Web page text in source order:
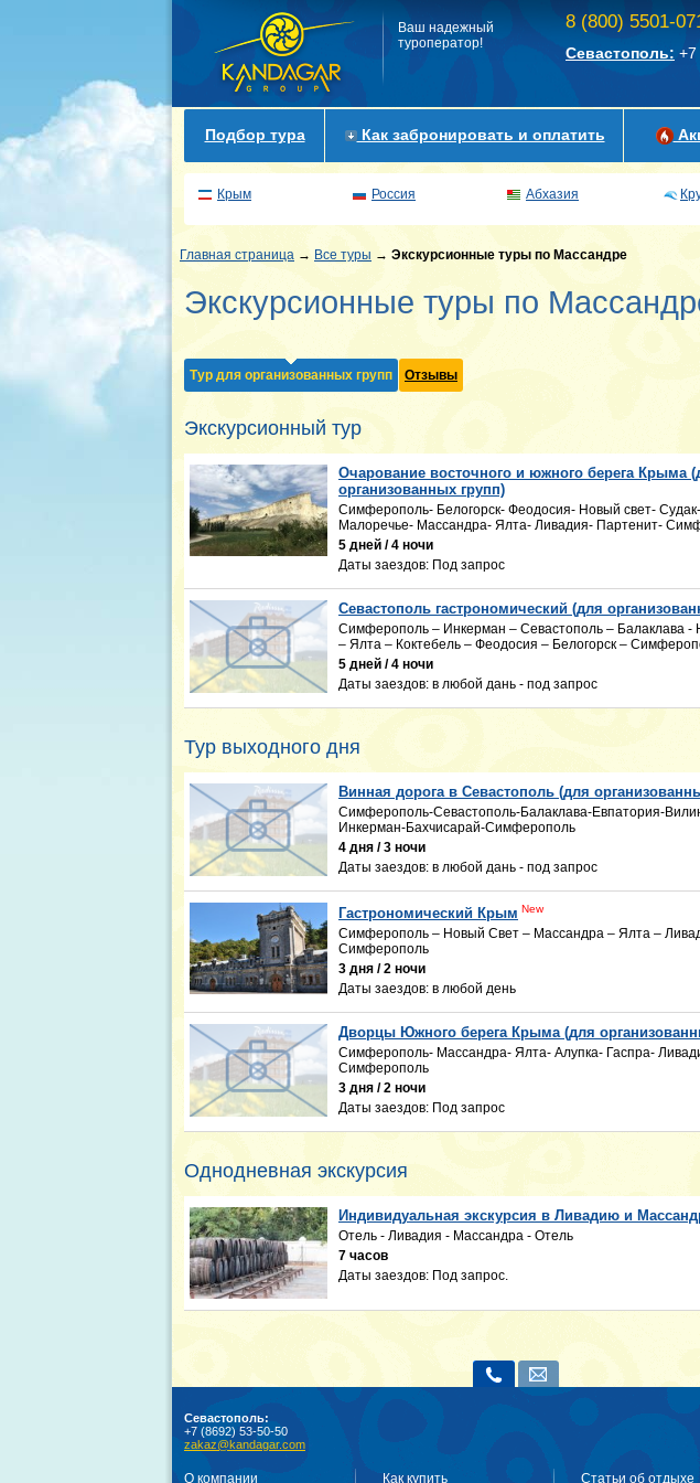
Ваш надежный
туроператор!
8 (800) 5501-
Севастополь: +7
Подбор тура Как забронировать и оплатить
Крым Россия Абхазия
Главная страница → Все туры → Экскурсионные туры по Массандре
Экскурсионные туры по
Тур для организованных групп Отзывы
Экскурсионный тур
Очарование восточного и южного берега Крыма
организованных групп)
Симферополь- Белогорск- Феодосия- Новый свет-
Малоречье- Массандра- Ялта- Ливадия- Партенит-
5 дней / 4 ночи
Даты заездов: Под запрос
Севастополь гастрономический (для
Симферополь – Инкерман – Севастополь – Балаклава -
– Ялта – Коктебель – Феодосия – Белогорск –
5 дней / 4 ночи
Даты заездов: в любой дань - под запрос
Тур выходного дня
Винная дорога в Севастополь (для
Симферополь-Севастополь-Балаклава-Евпатория-
Инкерман-Бахчисарай-Симферополь
4 дня / 3 ночи
Даты заездов: в любой дань - под запрос
Гастрономический Крым New
Симферополь – Новый Свет – Массандра – Ялта –
Симферополь
3 дня / 2 ночи
Даты заездов: в любой день
Дворцы Южного берега Крыма (для
Симферополь- Массандра- Ялта- Алупка- Гаспра-
Симферополь
3 дня / 2 ночи
Даты заездов: Под запрос
Однодневная экскурсия
Индивидуальная экскурсия в Ливадию и
Отель - Ливадия - Массандра - Отель
7 часов
Даты заездов: Под запрос.
Севастополь:
+7 (8692) 53-50-50
zakaz@kandagar.com
О компании Как купить Статьи об отдыхе